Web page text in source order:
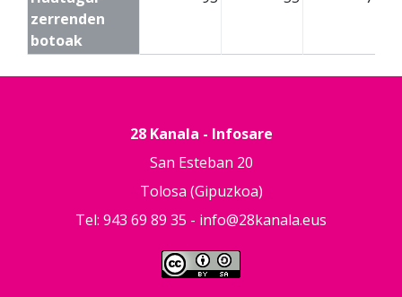
zerrenden
botoak
28 Kanala - Infosare
San Esteban 20
Tolosa (Gipuzkoa)
Tel: 943 69 89 35 - info@28kanala.eus